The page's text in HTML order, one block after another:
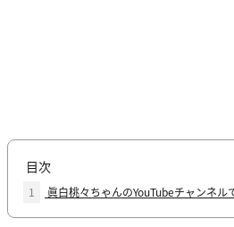
目次
1 眞白桃々ちゃんのYouTubeチャンネル